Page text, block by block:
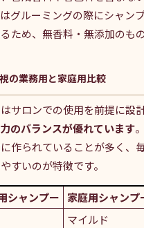
グルーミングの際にシャン
ため、無香料・無添加のも
の業務用と家庭用比較
サロンでの使用を前提に設
のバランスが優れています
作られていることが多く、
すいのが特徴です。
シャンプー
家庭用シャンプ
マイルド